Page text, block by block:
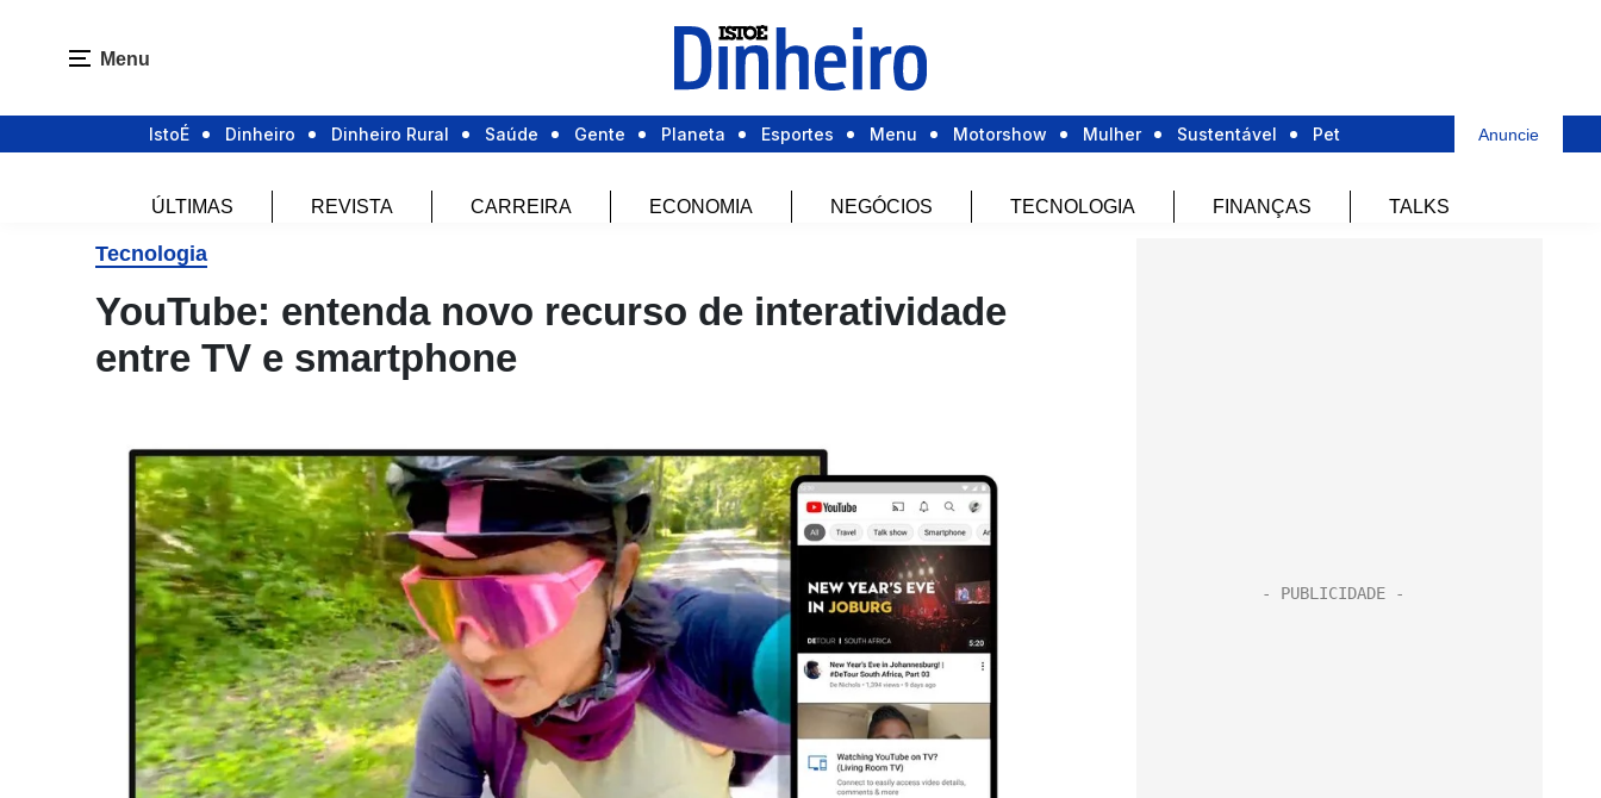
Menu
IstoÉ Dinheiro Dinheiro Rural Saúde Gente Planeta Esportes Menu Motorshow Mulher Sustentável Pet Anuncie
ÚLTIMAS REVISTA CARREIRA ECONOMIA NEGÓCIOS TECNOLOGIA FINANÇAS TALKS
Tecnologia
YouTube: entenda novo recurso de interatividade
entre TV e smartphone